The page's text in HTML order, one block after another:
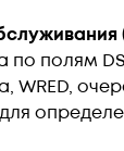
полям
WRED,